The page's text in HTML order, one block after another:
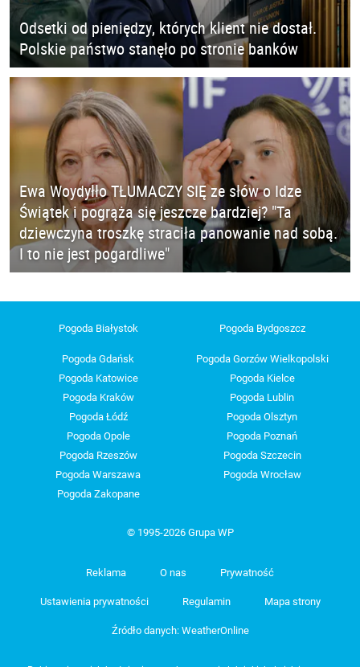
Odsetki od pieniędzy, których klient nie dostał.
Polskie państwo stanęło po stronie banków
Ewa Woydyłło TŁUMACZY SIĘ ze słów o Idze
Świątek i pogrąża się jeszcze bardziej? "Ta
dziewczyna troszkę straciła panowanie nad sobą.
I to nie jest pogardliwe"
Pogoda Białystok Pogoda Bydgoszcz
Pogoda Gdańsk
Pogoda Gorzów Wielkopolski
Pogoda Katowice
Pogoda Kielce
Pogoda Kraków
Pogoda Lublin
Pogoda Łódź
Pogoda Olsztyn
Pogoda Opole
Pogoda Poznań
Pogoda Rzeszów
Pogoda Szczecin
Pogoda Warszawa
Pogoda Wrocław
Pogoda Zakopane
© 1995-2026 Grupa WP
Reklama O nas Prywatność
Ustawienia prywatności Regulamin Mapa strony
Źródło danych: WeatherOnline